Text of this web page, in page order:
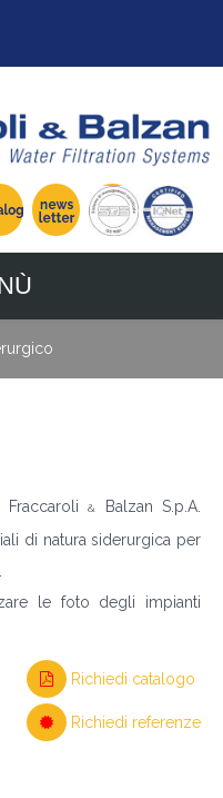
&
Balzan S.p.A.
di natura siderurgica per
le foto degli impianti
Richiedi catalogo
Richiedi referenze